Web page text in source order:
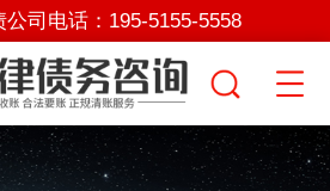
司电话： 195-5155-5558